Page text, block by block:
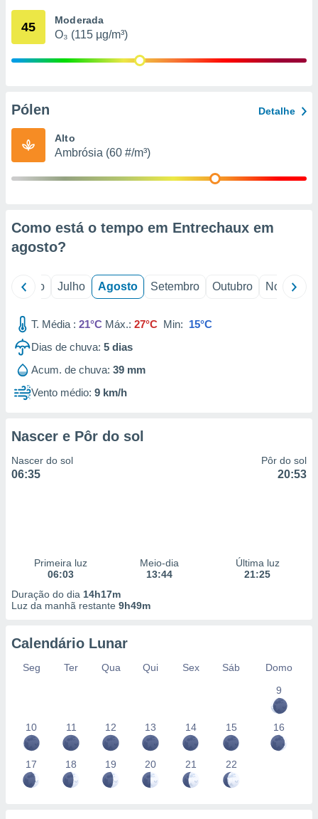
através
estudos
1199
45 Moderada
O₃ (115 µg/m³)
Pólen Detalhe
Alto
Ambrósia (60 #/m³)
Como está o tempo em Entrechaux em
agosto?
Junho Julho Agosto Setembro Outubro Novembro
T. Média : 21°C Máx.: 27°C Min: 15°C
Dias de chuva: 5 dias
Acum. de chuva: 39 mm
Vento médio: 9 km/h
Nascer e Pôr do sol
Nascer do sol
06:35
Pôr do sol
20:53
Primeira luz
06:03
Meio-dia
13:44
Última luz
21:25
Duração do dia 14h17m
Luz da manhã restante 9h49m
Calendário Lunar
Seg Ter Qua Qui Sex Sáb
Domo
9
10 11 12 13 14 15 16
17 18 19 20 21 22